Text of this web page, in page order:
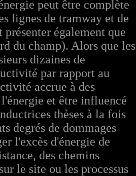
peut être complète
lignes de tramway et de
également que
du champ). Alors que les
dizaines de
par rapport au
accrue à des
et être influencé
thèses à la fois
degrés de dommages
l'excès d'énergie de
des chemins
le site ou les processus